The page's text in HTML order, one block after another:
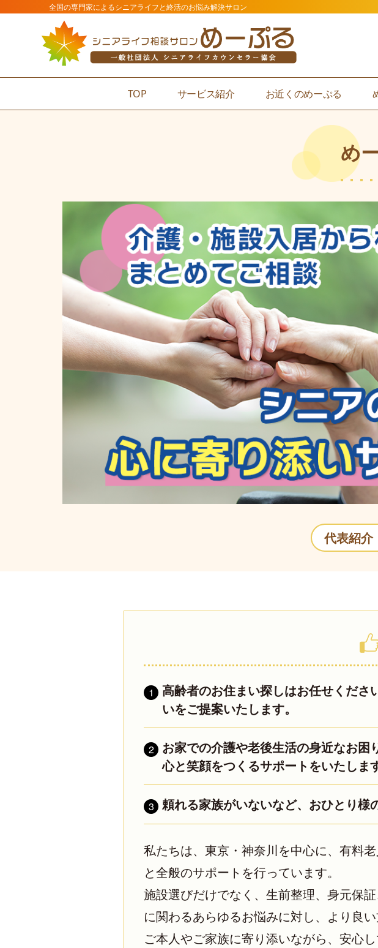
全国の専門家によるシニアライフと終活のお悩み解決サロン
TOP サービス紹介 お近くのめーぷる
め
代表紹介
1
高齢者のお住まい探しはお任せくださ
いをご提案いたします。
2
お家での介護や老後生活の身近なお
心と笑顔をつくるサポートをいたしま
3 頼れる家族がいないなど、おひとり様
私たちは、東京・神奈川を中心に、有料
と全般のサポートを行っています。
施設選びだけでなく、生前整理、身元保
に関わるあらゆるお悩みに対し、より良
ご本人やご家族に寄り添いながら、安心